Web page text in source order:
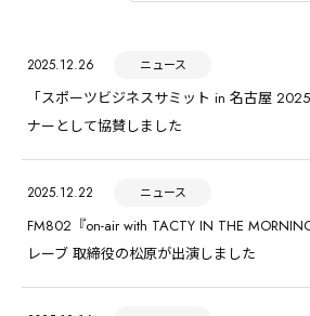
2025.12.26 ニュース
「スポーツビジネスサミット in 名古屋
ナーとして協賛しました
2025.12.22 ニュース
FM802『on-air with TACTY IN THE
レーブ 取締役の松原が出演しました